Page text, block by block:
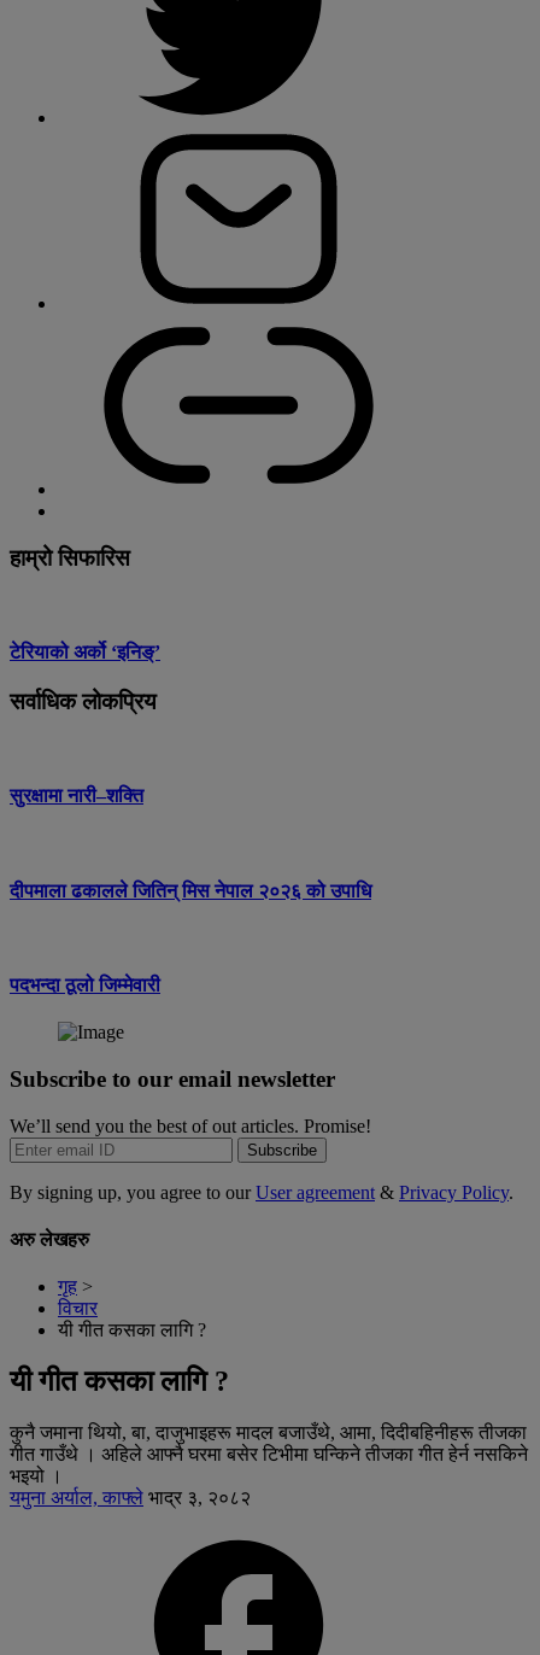
हाम्रो सिफारिस
टेरियाको अर्को ‘इनिङ्’
सर्वाधिक लोकप्रिय
सुरक्षामा नारी–शक्ति
दीपमाला ढकालले जितिन् मिस नेपाल २०२६ को उपाधि
पदभन्दा ठूलो जिम्मेवारी
Subscribe to our email newsletter
We’ll send you the best of out articles. Promise!
Subscribe
By signing up, you agree to ourUser agreement & Privacy Policy.
अरु लेखहरु
गृह >
विचार
यी गीत कसका लागि ?
यी गीत कसका लागि ?
कुनै जमाना थियो, बा, दाजुभाइहरू मादल बजाउँथे, आमा, दिदीबहिनीहरू तीजका
गीत गाउँथे । अहिले आफ्नै घरमा बसेर टिभीमा घन्किने तीजका गीत हेर्न नसकिने
भइयो ।
यमुना अर्याल, काफ्ले भाद्र ३, २०८२